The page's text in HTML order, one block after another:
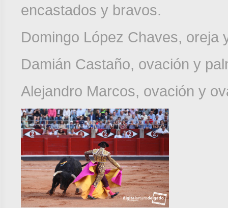
encastados y bravos.
Domingo López Chaves, oreja
Damián Castaño, ovación y
Alejandro Marcos, ovación y